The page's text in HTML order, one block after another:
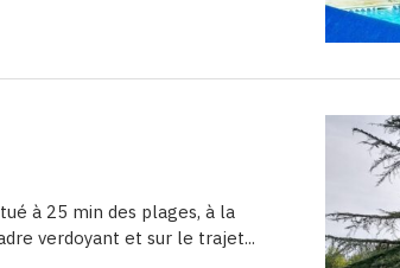
à 25 min des plages, à la
verdoyant et sur le trajet...